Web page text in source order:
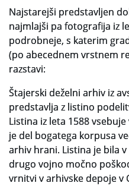
Najstarejši predstavljen
najmlajši pa fotografija iz
podrobneje, s katerim
(po abecednem vrstnem
razstavi:
Štajerski deželni arhiv iz
predstavlja z listino
Listina iz leta 1588
je del bogatega korpusa
arhiv hrani. Listina je bila
drugo vojno močno
vrnitvi v arhivske depoje